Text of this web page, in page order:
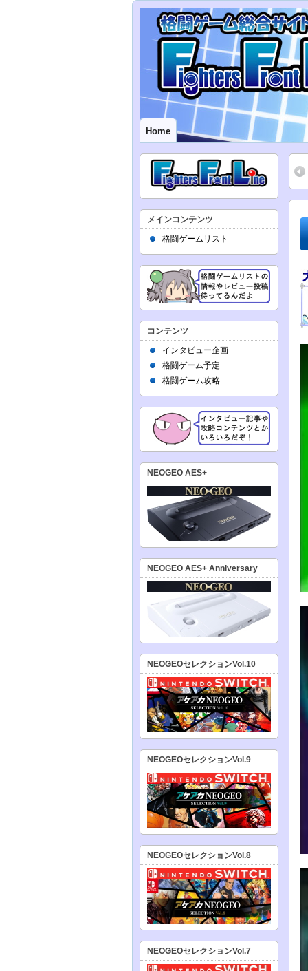
Home
メインコンテンツ
格闘ゲームリスト
コンテンツ
インタビュー企画
格闘ゲーム予定
格闘ゲーム攻略
NEOGEO AES+
NEOGEO AES+ Anniversary
NEOGEOセレクションVol.10
NEOGEOセレクションVol.9
NEOGEOセレクションVol.8
NEOGEOセレクションVol.7